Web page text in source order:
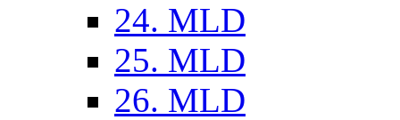
24. MLD
25. MLD
26. MLD